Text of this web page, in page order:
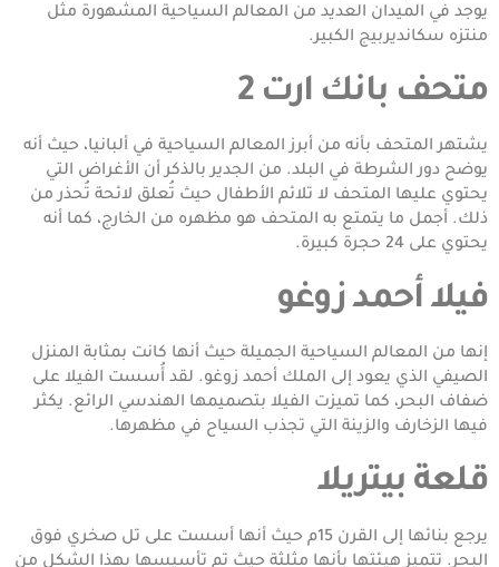
يوجد في الميدان العديد من المعالم السياحية المشهورة مثل
منتزه سكانديربيج الكبير.
متحف بانك ارت 2
يشتهر المتحف بأنه من أبرز المعالم السياحية في ألبانيا، حيث أنه
يوضح دور الشرطة في البلد. من الجدير بالذكر أن الأغراض التي
يحتوي عليها المتحف لا تلائم الأطفال حيث تُعلق لائحة تُحذر من
ذلك. أجمل ما يتمتع به المتحف هو مظهره من الخارج، كما أنه
يحتوي على 24 حجرة كبيرة.
فيلا أحمد زوغو
إنها من المعالم السياحية الجميلة حيث أنها كانت بمثابة المنزل
الصيفي الذي يعود إلى الملك أحمد زوغو. لقد أُسست الفيلا على
ضفاف البحر، كما تميزت الفيلا بتصميمها الهندسي الرائع. يكثر
فيها الزخارف والزينة التي تجذب السياح في مظهرها.
قلعة بيتريلا
يرجع بنائها إلى القرن 15م حيث أنها أسست على تل صخري فوق
البحر. تتميز هيئتها بأنها مثلثة حيث تم تأسيسها بهذا الشكل من